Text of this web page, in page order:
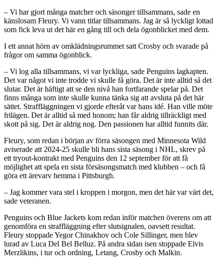
– Vi har gjort många matcher och säsonger tillsammans, sade en
känslosam Fleury. Vi vann titlar tillsammans. Jag är så lyckligt lottad
som fick leva ut det här en gång till och dela ögonblicket med dem.
I ett annat hörn av omklädningsrummet satt Crosby och svarade på
frågor om samma ögonblick.
– Vi log alla tillsammans, vi var lyckliga, sade Penguins lagkapten.
Det var något vi inte trodde vi skulle få göra. Det är inte alltid så det
slutar. Det är häftigt att se den nivå han fortfarande spelar på. Det
finns många som inte skulle kunna tänka sig att avsluta på det här
sättet. Straffläggningen vi gjorde efteråt var hans idé. Han ville möte
frilägen. Det är alltid så med honom; han får aldrig tillräckligt med
skott på sig. Det är aldrig nog. Den passionen har alltid funnits där.
Fleury, som redan i början av förra säsongen med Minnesota Wild
aviserade att 2024-25 skulle bli hans sista säsong i NHL, skrev på
ett tryout-kontrakt med Penguins den 12 september för att få
möjlighet att spela en sista försäsongsmatch med klubben – och få
göra ett ärevarv hemma i Pittsburgh.
– Jag kommer vara stel i kroppen i morgon, men det här var värt det,
sade veteranen.
Penguins och Blue Jackets kom redan inför matchen överens om att
genomföra en straffläggning efter slutsignalen, oavsett resultat.
Fleury stoppade Yegor Chinakhov och Cole Sillinger, men blev
lurad av Luca Del Bel Belluz. På andra sidan isen stoppade Elvis
Merzlikins, i tur och ordning, Letang, Crosby och Malkin.